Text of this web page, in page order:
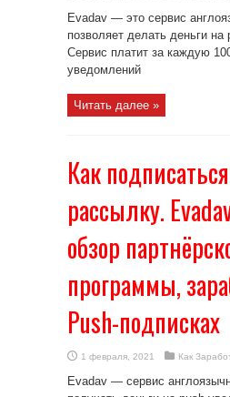
Evadav — это сервис
позволяет делать деньги
Сервис платит за каждую
уведомлений
Читать далее »
Как
рассылку.
обзор
программы,
Push-подписках
1 февраля, 2021 Как
Evadav — сервис